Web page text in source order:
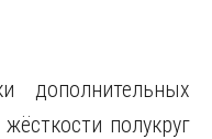
дополнительных
полукруг